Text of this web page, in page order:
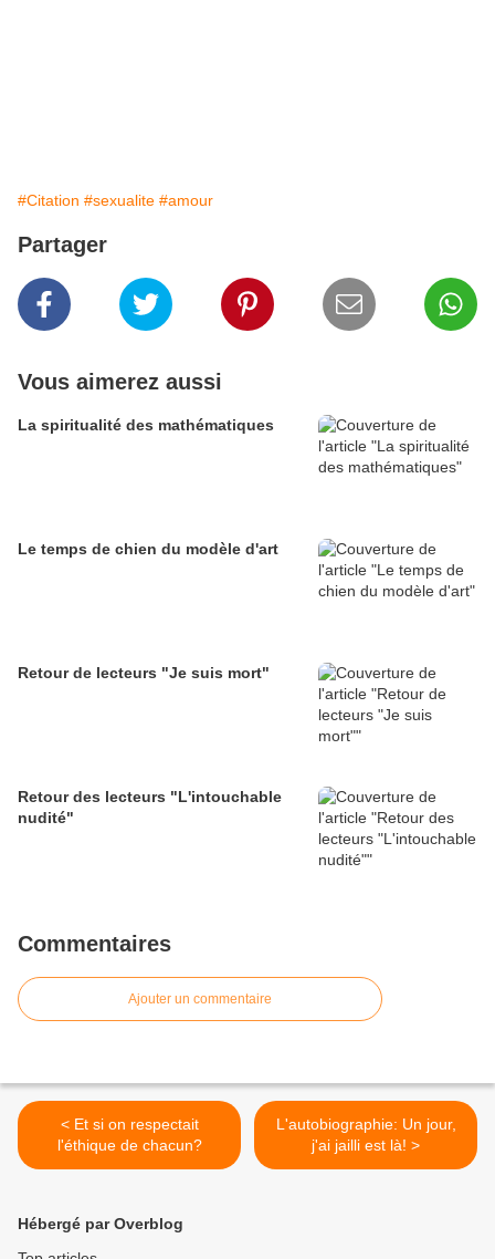
#Citation #sexualite #amour
Partager
Vous aimerez aussi
La spiritualité des mathématiques
Le temps de chien du modèle d'art
Retour de lecteurs "Je suis mort"
Retour des lecteurs "L'intouchable
nudité"
Commentaires
Ajouter un commentaire
< Et si on respectait
l'éthique de chacun?
L'autobiographie: Un jour,
j'ai jailli est là! >
Hébergé par Overblog